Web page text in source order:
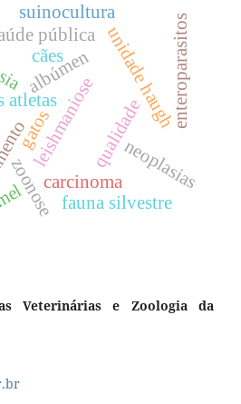
gatos
leishmaniose
zoonose
atletas
albúmen unidade haugh
carcinoma
cães enteroparasitos
fauna silvestre
pública
qualidade
suinocultura
neoplasias
Veterinárias e Zoologia da